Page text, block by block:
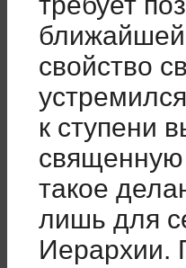
свойство
к ступени
такое
лишь для
Иерархии.